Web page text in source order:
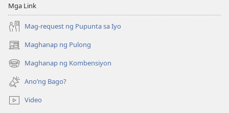
Mga Link
Mag-request ng Pupunta sa Iyo
Maghanap ng Pulong
(may
bubukas
na
bagong
window)
Maghanap ng Kombensiyon
(may
bubukas
na
bagong
window)
Ano’ng Bago?
Video